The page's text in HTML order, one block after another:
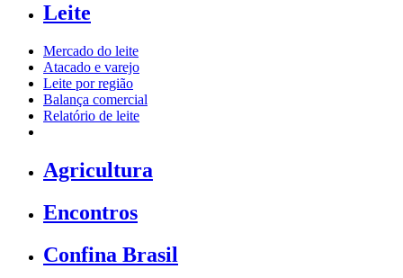
Leite
Mercado do leite
Atacado e varejo
Leite por região
Balança comercial
Relatório de leite
Agricultura
Encontros
Confina Brasil